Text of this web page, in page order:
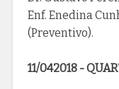
Enf. Enedina
(Preventivo).
11/042018 -